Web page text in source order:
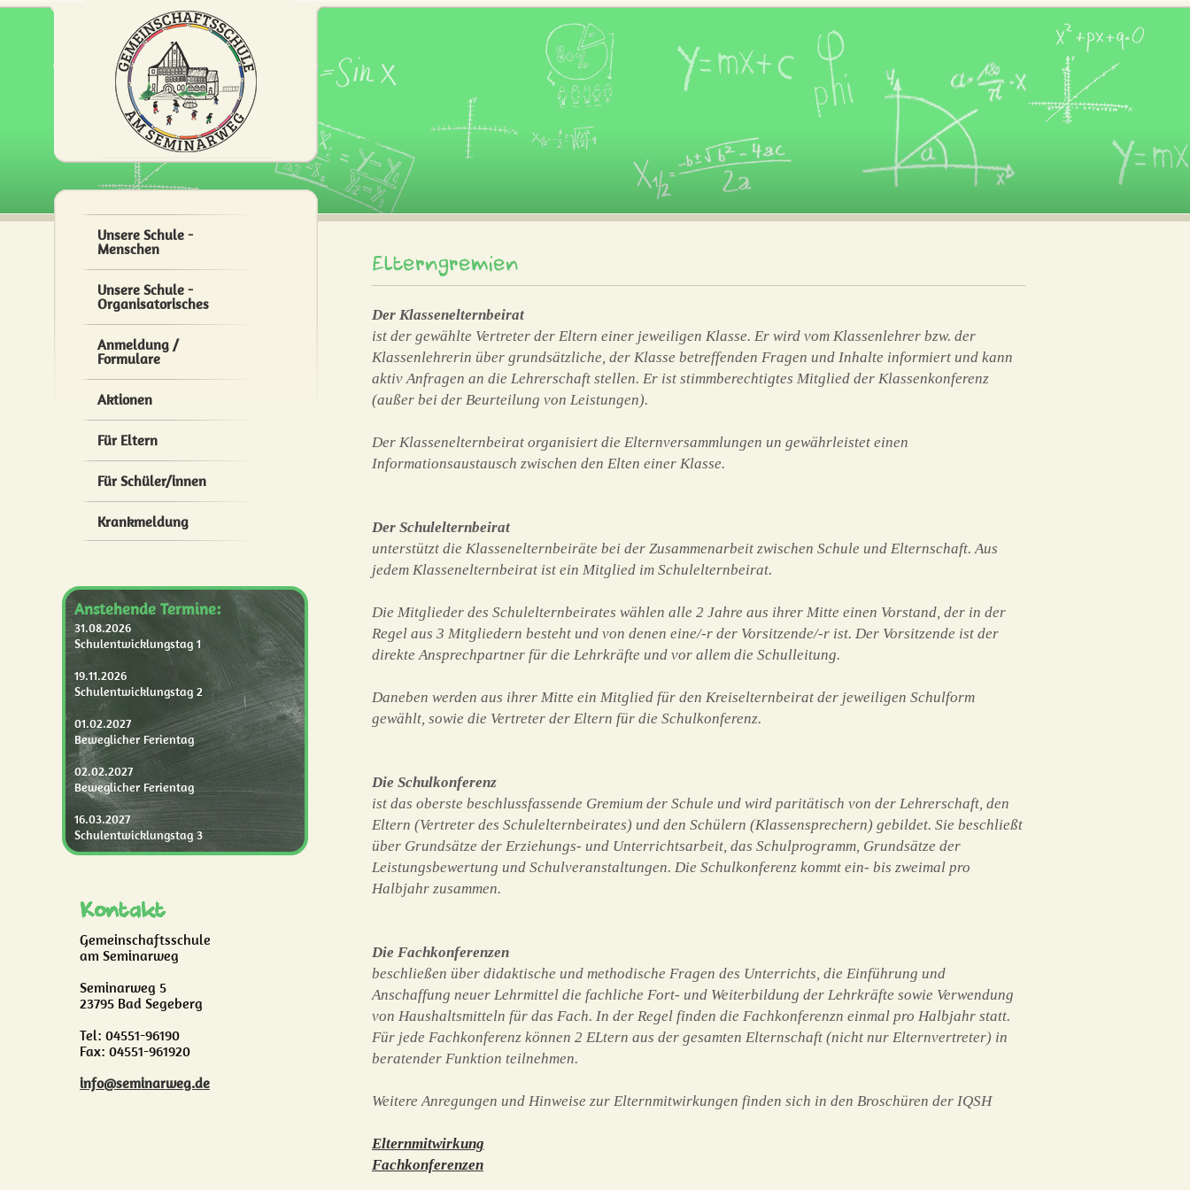
Unsere Schule -
Menschen
Unsere Schule -
Organisatorisches
Anmeldung /
Formulare
Aktionen
Für Eltern
Für Schüler/innen
Krankmeldung
Anstehende Termine:
31.08.2026
Schulentwicklungstag 1
19.11.2026
Schulentwicklungstag 2
01.02.2027
Beweglicher Ferientag
02.02.2027
Beweglicher Ferientag
16.03.2027
Schulentwicklungstag 3
Kontakt
Gemeinschaftsschule
am Seminarweg
Seminarweg 5
23795 Bad Segeberg
Tel: 04551-96190
Fax: 04551-961920
info@seminarweg.de
Elterngremien
Der Klassenelternbeirat
ist der gewählte Vertreter der Eltern einer jeweiligen Klasse. Er wird vom Klassenlehrer bzw. der
Klassenlehrerin über grundsätzliche, der Klasse betreffenden Fragen und Inhalte informiert und kann
aktiv Anfragen an die Lehrerschaft stellen. Er ist stimmberechtigtes Mitglied der Klassenkonferenz
(außer bei der Beurteilung von Leistungen).
Der Klassenelternbeirat organisiert die Elternversammlungen un gewährleistet einen
Informationsaustausch zwischen den Elten einer Klasse.
Der Schulelternbeirat
unterstützt die Klassenelternbeiräte bei der Zusammenarbeit zwischen Schule und Elternschaft. Aus
jedem Klassenelternbeirat ist ein Mitglied im Schulelternbeirat.
Die Mitglieder des Schulelternbeirates wählen alle 2 Jahre aus ihrer Mitte einen Vorstand, der in der
Regel aus 3 Mitgliedern besteht und von denen eine/-r der Vorsitzende/-r ist. Der Vorsitzende ist der
direkte Ansprechpartner für die Lehrkräfte und vor allem die Schulleitung.
Daneben werden aus ihrer Mitte ein Mitglied für den Kreiselternbeirat der jeweiligen Schulform
gewählt, sowie die Vertreter der Eltern für die Schulkonferenz.
Die Schulkonferenz
ist das oberste beschlussfassende Gremium der Schule und wird paritätisch von der Lehrerschaft, den
Eltern (Vertreter des Schulelternbeirates) und den Schülern (Klassensprechern) gebildet. Sie beschließt
über Grundsätze der Erziehungs- und Unterrichtsarbeit, das Schulprogramm, Grundsätze der
Leistungsbewertung und Schulveranstaltungen. Die Schulkonferenz kommt ein- bis zweimal pro
Halbjahr zusammen.
Die Fachkonferenzen
beschließen über didaktische und methodische Fragen des Unterrichts, die Einführung und
Anschaffung neuer Lehrmittel die fachliche Fort- und Weiterbildung der Lehrkräfte sowie Verwendung
von Haushaltsmitteln für das Fach. In der Regel finden die Fachkonferenzn einmal pro Halbjahr statt.
Für jede Fachkonferenz können 2 ELtern aus der gesamten Elternschaft (nicht nur Elternvertreter) in
beratender Funktion teilnehmen.
Weitere Anregungen und Hinweise zur Elternmitwirkungen finden sich in den Broschüren der IQSH
Elternmitwirkung
Fachkonferenzen